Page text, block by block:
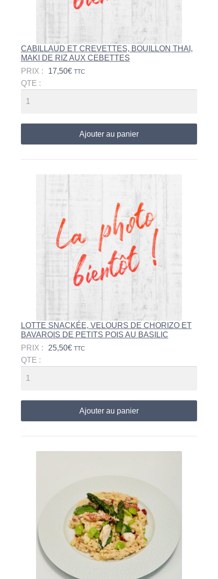
CABILLAUD ET CREVETTES, BOUILLON THAI,
MAKI DE RIZ AUX CEBETTES
PRIX :
17,50€ TTC
QTE :
Ajouter au panier
LOTTE SNACKÉE, VELOURS DE CHORIZO ET
BAVAROIS DE PETITS POIS AU BASILIC
PRIX :
25,50€ TTC
QTE :
Ajouter au panier